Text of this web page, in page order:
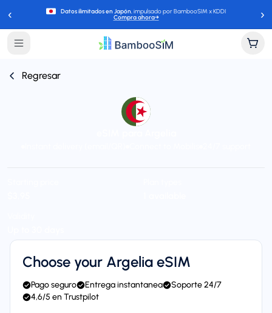
‹ Datos ilimitados en Japón, impulsado por BambooSIM x KDDI
Compra ahora→ ›
Regresar
Choose your Argelia eSIM
Pago seguro Entrega instantanea
Soporte 24/7
4,6/5 en Trustpilot